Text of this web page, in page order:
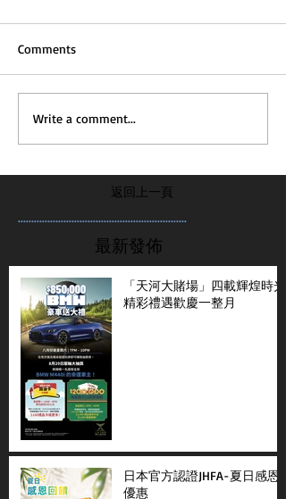
Comments
Write a comment...
返回上一頁
...............................................................
最新發佈
「天河大賭場」四載輝煌時光
精彩禮遇歡慶一整月
日本官方認證JHFA-夏日感恩
優惠